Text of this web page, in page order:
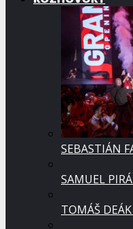
SEBASTIÁN
SAMUEL
TOMÁŠ